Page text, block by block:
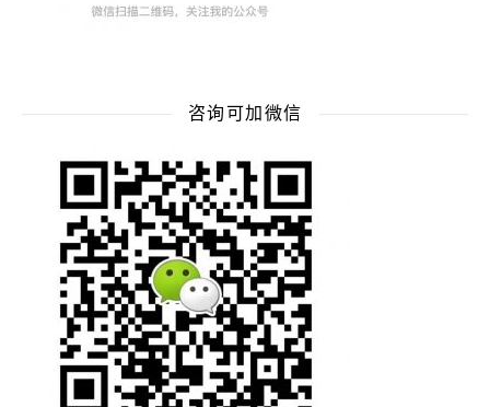
咨询可加微信